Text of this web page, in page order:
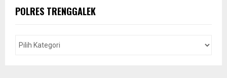
hPOLRES TRENGGALEK